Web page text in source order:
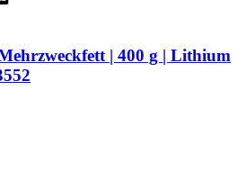
| 400 g | Lithium